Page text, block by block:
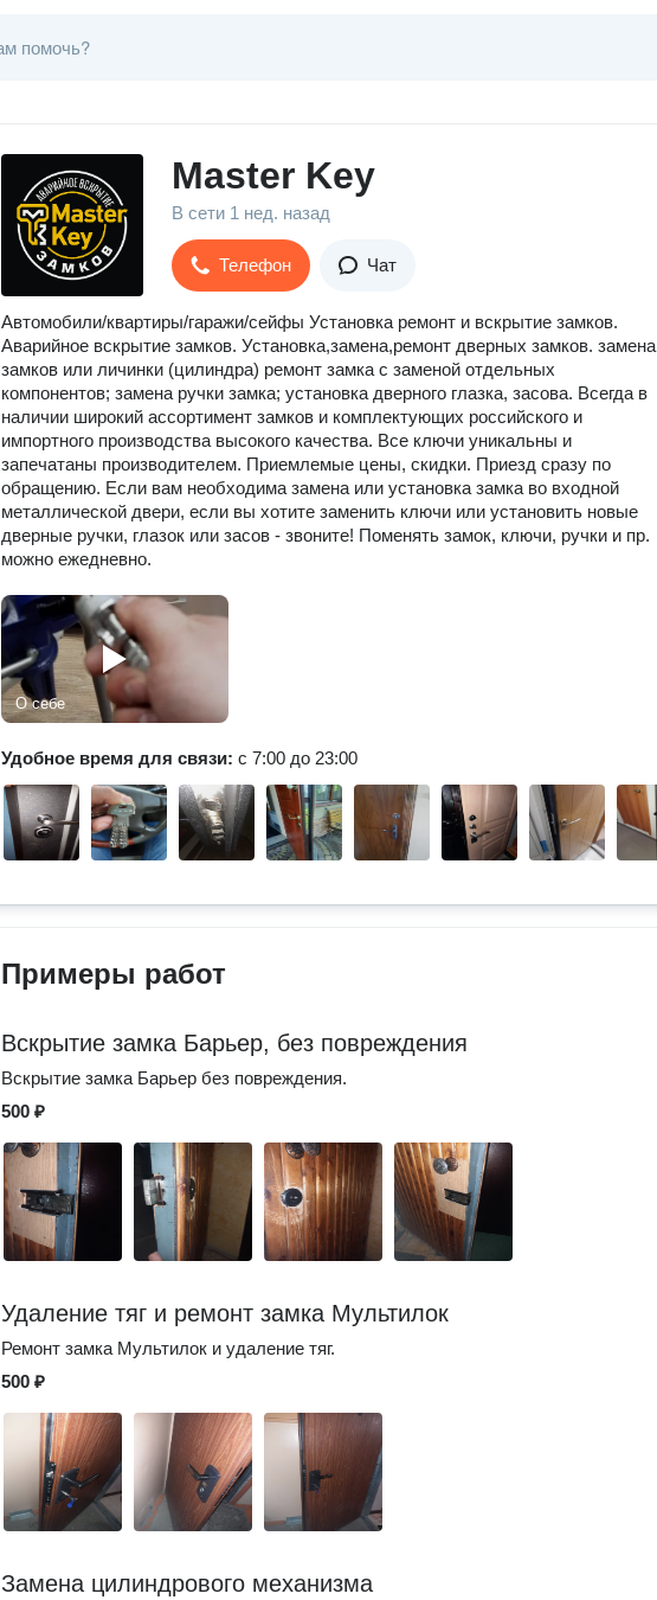
Master Key
В сети 1 нед. назад
Телефон Чат
Автомобили/квартиры/гаражи/сейфы Установка ремонт и вскрытие замков.
Аварийное вскрытие замков. Установка,замена,ремонт дверных замков. замена
замков или личинки (цилиндра) ремонт замка с заменой отдельных
компонентов; замена ручки замка; установка дверного глазка, засова. Всегда в
наличии широкий ассортимент замков и комплектующих российского и
импортного производства высокого качества. Все ключи уникальны и
запечатаны производителем. Приемлемые цены, скидки. Приезд сразу по
обращению. Если вам необходима замена или установка замка во входной
металлической двери, если вы хотите заменить ключи или установить новые
дверные ручки, глазок или засов - звоните! Поменять замок, ключи, ручки и пр.
можно ежедневно.
О себе
Удобное время для связи: с 7:00 до 23:00
Примеры работ
Вскрытие замка Барьер, без повреждения
Вскрытие замка Барьер без повреждения.
500 ₽
Удаление тяг и ремонт замка Мультилок
Ремонт замка Мультилок и удаление тяг.
500 ₽
Замена цилиндрового механизма